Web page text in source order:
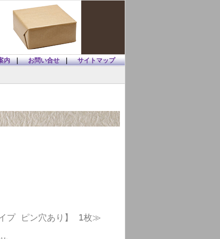
内｜ お問い合せ｜ サイトマップ
プ ピン穴あり】 1枚≫